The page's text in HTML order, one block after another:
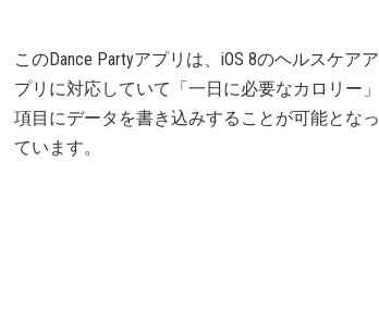
このDance Partyアプリは、iOS 8のヘルスケアア
プリに対応していて「一日に必要なカロリー」
項目にデータを書き込みすることが可能となっ
ています。